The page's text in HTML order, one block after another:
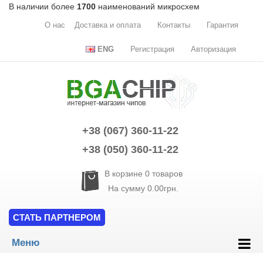
В наличии более 1700 наименований микросхем
О нас Доставка и оплата Контакты Гарантия
ENG Регистрация Авторизация
+38 (067) 360-11-22
+38 (050) 360-11-22
В корзине 0товаров
На сумму 0.00грн.
СТАТЬ ПАРТНЕРОМ
Меню